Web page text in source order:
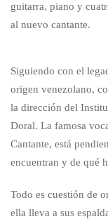
guitarra, piano y
al nuevo cantante.
Siguiendo con el
origen venezolano,
la dirección del
Doral. La famosa
Cantante, está
encuentran y de qué
Todo es cuestión de
ella lleva a sus